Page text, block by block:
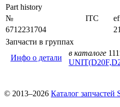
Part history
№
ITC
6712231704
Запчасти в группах
Инфо о детали
в каталоге
© 2013–2026 Каталог запчастей